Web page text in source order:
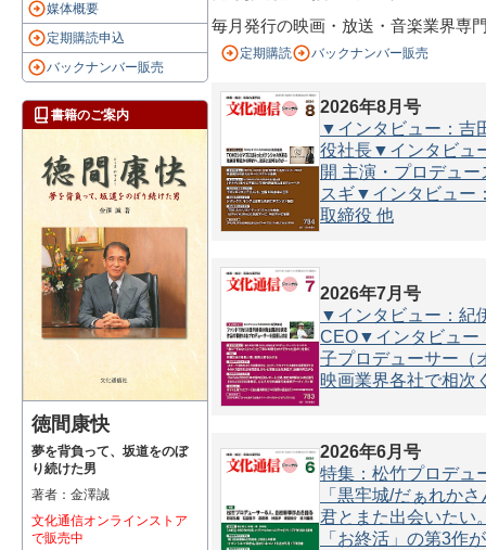
媒体概要
定期購読申込
バックナンバー販売
書籍のご案内
徳間康快
夢を背負って、坂道をのぼ
り続けた男
著者：金澤誠
文化通信オンラインストア
で販売中
毎月発行の映画・放送・音楽業界専
定期購読 バックナンバー販売
2026年8月号
▼インタビュー：吉
役社長▼インタビュ
開 主演・プロデュ
スギ▼インタビュー
取締役 他
2026年7月号
▼インタビュー：紀
CEO▼インタビュー
子プロデューサー（
映画業界各社で相次
2026年6月号
特集：松竹プロデュ
「黒牢城/だぁれか
君とまた出会いたい
「お終活」の第3作